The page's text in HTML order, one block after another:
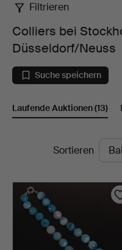
Colliers
bei
Stockholms
Auktionsverk
Filtrieren
Colliers bei
Düsseldorf/Neuss
Suche speichern
Laufende Auktionen(13)
LaufendeSortieren